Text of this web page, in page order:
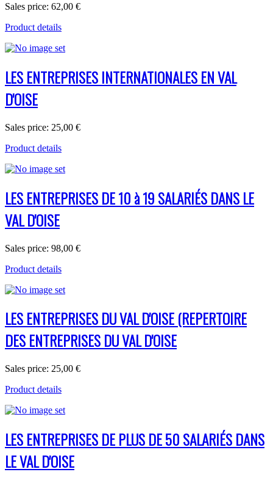
Sales price: 62,00 €
Product details
LES ENTREPRISES INTERNATIONALES EN VAL
D'OISE
Sales price: 25,00 €
Product details
LES ENTREPRISES DE 10 à 19 SALARIÉS DANS LE
VAL D'OISE
Sales price: 98,00 €
Product details
LES ENTREPRISES DU VAL D'OISE (REPERTOIRE
DES ENTREPRISES DU VAL D'OISE
Sales price: 25,00 €
Product details
LES ENTREPRISES DE PLUS DE 50 SALARIÉS DANS
LE VAL D'OISE